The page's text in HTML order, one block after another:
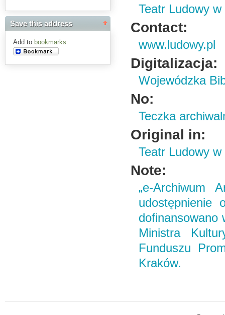
Save this address
Add to bookmarks
Teatr Ludowy
Contact:
www.ludowy.pl
Digitalizacja:
Wojewódzka
No:
Teczka
Original in:
Teatr Ludowy
Note:
„e-Archiwum
udostępnienie
dofinansowano
Ministra
Funduszu
Kraków.